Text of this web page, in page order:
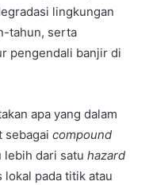
lingkungan
tahun, serta
pengendali banjir di
apa yang dalam
sebagai compound
lebih dari satu hazard
lokal pada titik atau